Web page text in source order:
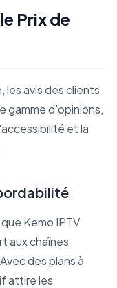
Prix de
les avis des clients
gamme d'opinions,
et la
Kemo IPTV
aux chaînes
des plans à
attire les